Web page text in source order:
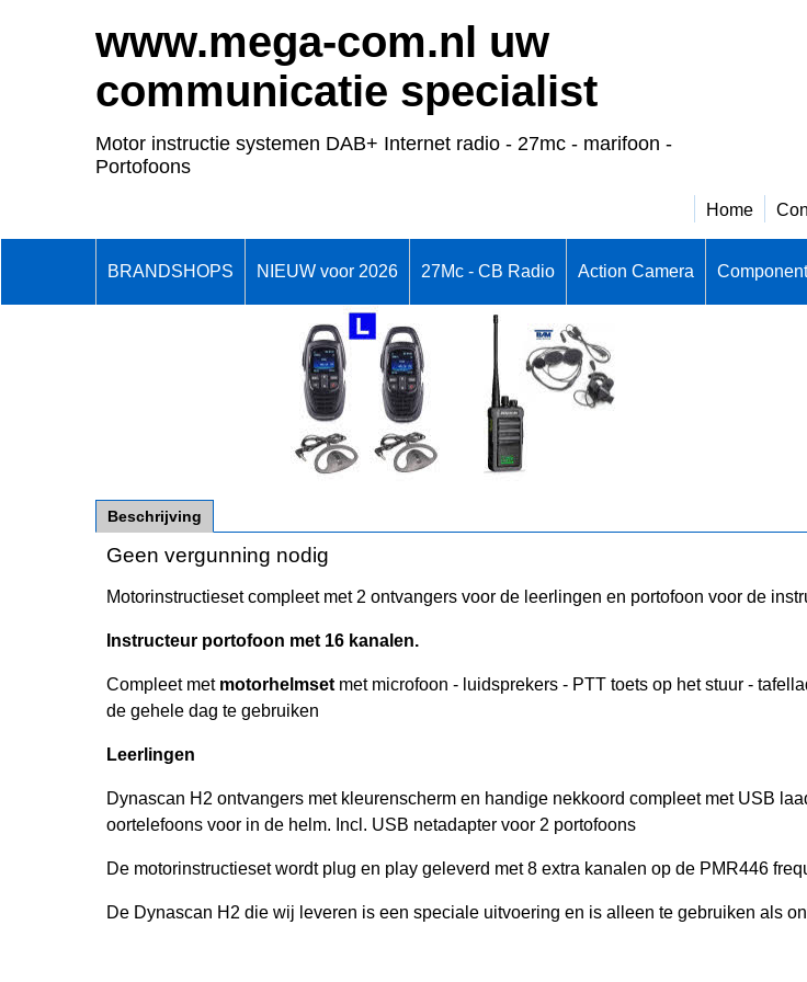
www.mega-com.nl uw
communicatie specialist
Motor instructie systemen DAB+ Internet radio - 27mc - marifoon -
Portofoons
Home
BRANDSHOPS NIEUW voor 2026 27Mc - CB Radio Action Camera
Beschrijving
Geen vergunning nodig
Motorinstructieset compleet met 2 ontvangers voor de leerlingen en portofoon voor de
Instructeur portofoon met 16 kanalen.
Compleet met motorhelmset met microfoon - luidsprekers - PTT toets op het stuur -
de gehele dag te gebruiken
Leerlingen
Dynascan H2 ontvangers met kleurenscherm en handige nekkoord compleet met USB
oortelefoons voor in de helm. Incl. USB netadapter voor 2 portofoons
De motorinstructieset wordt plug en play geleverd met 8 extra kanalen op de PMR446
De Dynascan H2 die wij leveren is een speciale uitvoering en is alleen te gebruiken als